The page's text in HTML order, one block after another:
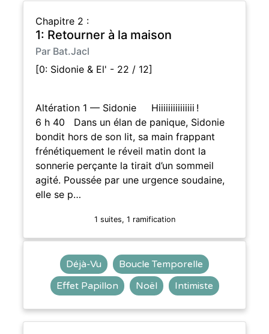
Chapitre 2 :
1: Retourner à la maison
Par Bat.Jacl
[0: Sidonie & El' - 22 / 12]
Altération 1 — Sidonie Hiiiiiiiiiiiiiii !
6 h 40 Dans un élan de panique, Sidonie
bondit hors de son lit, sa main frappant
frénétiquement le réveil matin dont la
sonnerie perçante la tirait d’un sommeil
agité. Poussée par une urgence soudaine,
elle se p…
1 suites, 1 ramification
Déjà-Vu
Boucle Temporelle
Effet Papillon
Noël Intimiste